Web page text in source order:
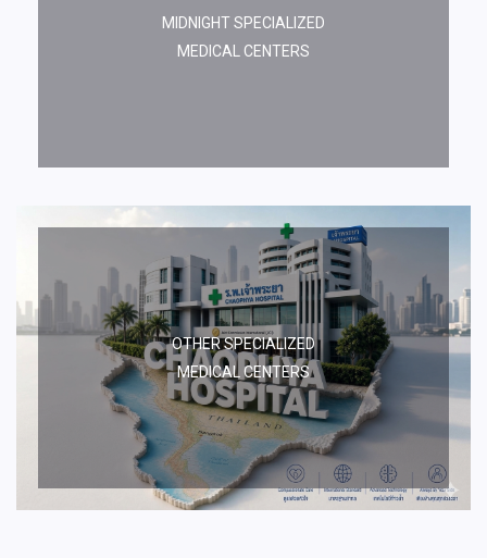
MIDNIGHT SPECIALIZED
MEDICAL CENTERS
OTHER SPECIALIZED
MEDICAL CENTERS